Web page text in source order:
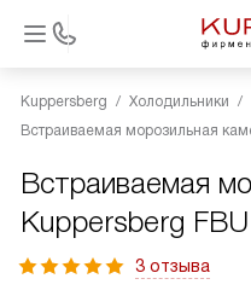
Kuppersberg
Холодильники
Встраиваемая морозильная
Встраиваемая
Kuppersberg
3 отзыва